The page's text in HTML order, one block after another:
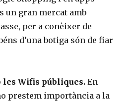
un gran mercat amb
per a conèixer de
d’una botiga són de fiar
les Wifis públiques.En
prestem importància a la